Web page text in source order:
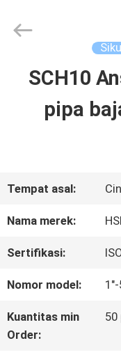
RUMAH
TENTANG
KAMI
PABRIK
International
Trade
Reserved.SCH10
pipa
Tempat asal:
Nama merek:
Sertifikasi:
Nomor model:
Kuantitas min
Order:
50